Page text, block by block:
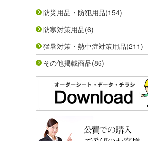
防災用品・防犯用品(154)
防寒対策用品(6)
猛暑対策・熱中症対策用品(211)
その他掲載商品(86)